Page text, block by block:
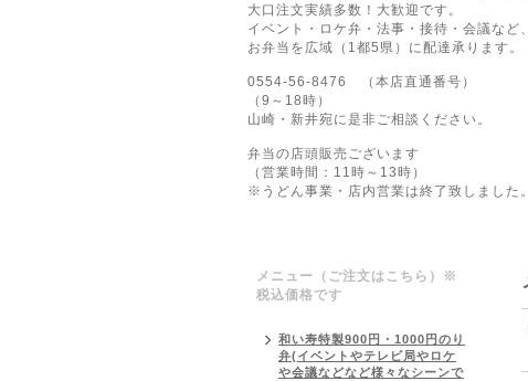
大口注文実績多数！大歓迎です。
イベント・ロケ弁・法事・接待・会議など、
お弁当を広域（1都5県）に配達承ります。
0554-56-8476 （本店直通番号）
（9～18時）
山崎・新井宛に是非ご相談ください。
弁当の店頭販売ございます
（営業時間：11時～13時）
※うどん事業・店内営業は終了致しました。
メニュー（ご注文はこちら）※
税込価格です
和い寿特製900円・1000円のり
弁(イベントやテレビ局やロケ
や会議などなど様々なシーンで